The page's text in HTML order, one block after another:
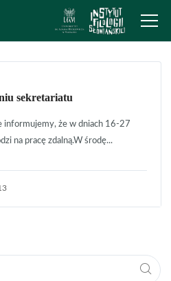
sekretariatu
informujemy, że w dniach 16-27
na pracę zdalną.W środę...